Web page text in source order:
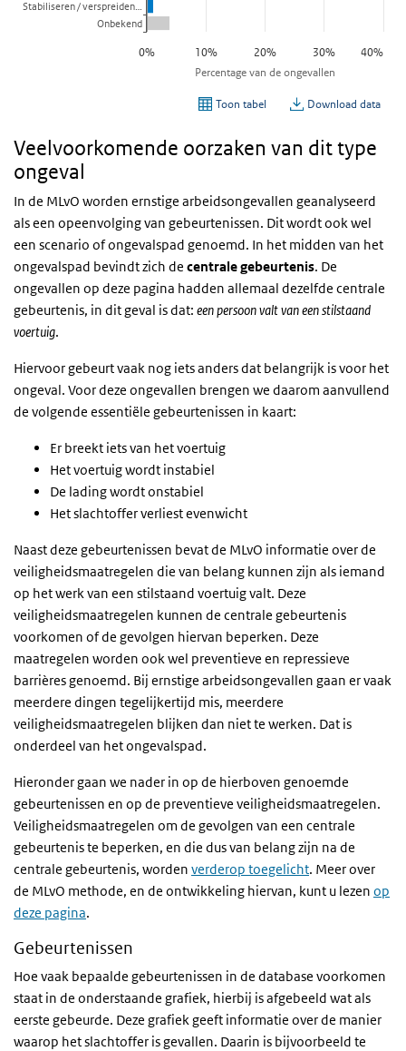
Veelvoorkomende oorzaken van dit type
ongeval
In de MLvO worden ernstige arbeidsongevallen geanalyseerd
als een opeenvolging van gebeurtenissen. Dit wordt ook wel
een scenario of ongevalspad genoemd. In het midden van het
ongevalspad bevindt zich de centrale gebeurtenis. De
ongevallen op deze pagina hadden allemaal dezelfde centrale
gebeurtenis, in dit geval is dat: een persoon valt van een stilstaand
voertuig.
Hiervoor gebeurt vaak nog iets anders dat belangrijk is voor het
ongeval. Voor deze ongevallen brengen we daarom aanvullend
de volgende essentiële gebeurtenissen in kaart:
Er breekt iets van het voertuig
Het voertuig wordt instabiel
De lading wordt onstabiel
Het slachtoffer verliest evenwicht
Naast deze gebeurtenissen bevat de MLvO informatie over de
veiligheidsmaatregelen die van belang kunnen zijn als iemand
op het werk van een stilstaand voertuig valt. Deze
veiligheidsmaatregelen kunnen de centrale gebeurtenis
voorkomen of de gevolgen hiervan beperken. Deze
maatregelen worden ook wel preventieve en repressieve
barrières genoemd. Bij ernstige arbeidsongevallen gaan er vaak
meerdere dingen tegelijkertijd mis, meerdere
veiligheidsmaatregelen blijken dan niet te werken. Dat is
onderdeel van het ongevalspad.
Hieronder gaan we nader in op de hierboven genoemde
gebeurtenissen en op de preventieve veiligheidsmaatregelen.
Veiligheidsmaatregelen om de gevolgen van een centrale
gebeurtenis te beperken, en die dus van belang zijn na de
centrale gebeurtenis, worden verderop toegelicht. Meer over
de MLvO methode, en de ontwikkeling hiervan, kunt u lezen op
deze pagina.
Gebeurtenissen
Hoe vaak bepaalde gebeurtenissen in de database voorkomen
staat in de onderstaande grafiek, hierbij is afgebeeld wat als
eerste gebeurde. Deze grafiek geeft informatie over de manier
waarop het slachtoffer is gevallen. Daarin is bijvoorbeeld te